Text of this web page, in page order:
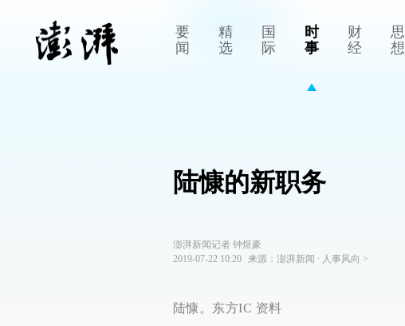
要
闻
精
选
国
际
时
事
财
经
思
想
陆慷的新职务
澎湃新闻记者 钟煜豪
2019-07-22 10:20
来源： 澎湃新闻 ∙ 人事风向 >
陆慷。东方IC 资料